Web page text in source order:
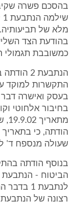
בהסכם פשרה
כמשובבת תגמולי
הנתבעת
בעסק ואישרה
בחיבור אלחוטי
שעולה מנספח ד'
בנוסף הודתה
לנתבעת
רצונה של הנתבעת 1.